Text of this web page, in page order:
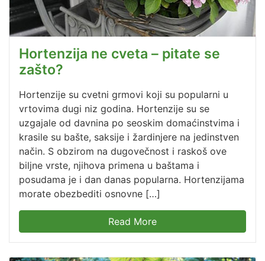
Hortenzija ne cveta – pitate se
zašto?
Hortenzije su cvetni grmovi koji su popularni u
vrtovima dugi niz godina. Hortenzije su se
uzgajale od davnina po seoskim domaćinstvima i
krasile su bašte, saksije i žardinjere na jedinstven
način. S obzirom na dugovečnost i raskoš ove
biljne vrste, njihova primena u baštama i
posudama je i dan danas popularna. Hortenzijama
morate obezbediti osnovne […]
Read More